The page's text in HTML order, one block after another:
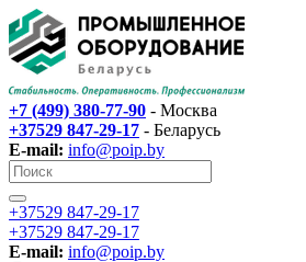
+7 (499) 380-77-90 - Москва
+37529 847-29-17‬ - Беларусь
E-mail: info@poip.by
+37529 847-29-17‬
+37529 847-29-17‬
E-mail: info@poip.by